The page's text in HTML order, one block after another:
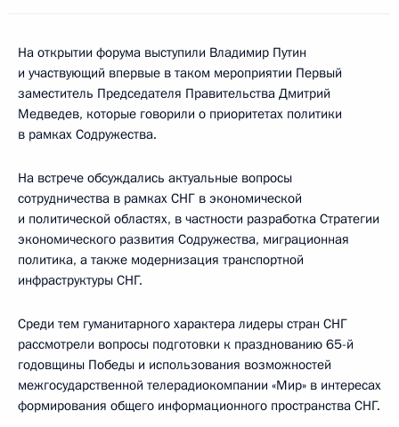
На открытии форума выступили Владимир Путин
и участвующий впервые в таком мероприятии Первый
заместитель Председателя Правительства Дмитрий
Медведев, которые говорили о приоритетах политики
в рамках Содружества.
На встрече обсуждались актуальные вопросы
сотрудничества в рамках СНГ в экономической
и политической областях, в частности разработка Стратегии
экономического развития Содружества, миграционная
политика, а также модернизация транспортной
инфраструктуры СНГ.
Среди тем гуманитарного характера лидеры стран СНГ
рассмотрели вопросы подготовки к празднованию 65-й
годовщины Победы и использования возможностей
межгосударственной телерадиокомпании «Мир» в интересах
формирования общего информационного пространства СНГ.